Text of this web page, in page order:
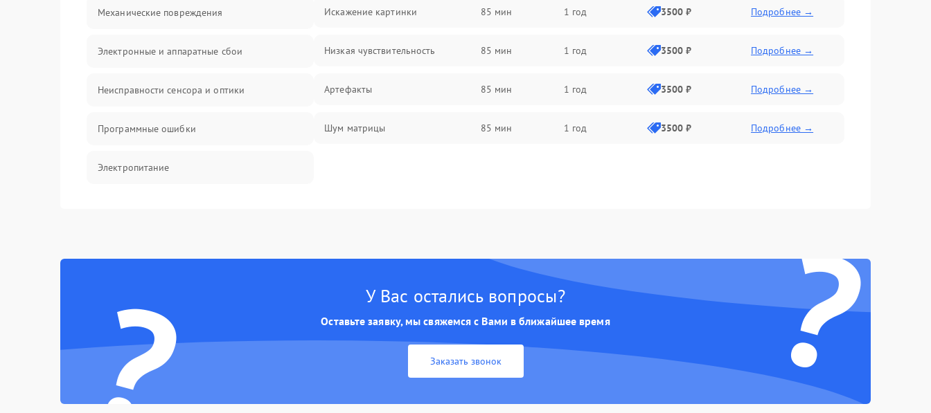
Механические повреждения
Электронные и аппаратные сбои
Неисправности сенсора и оптики
Программные ошибки
Электропитание
Температурные проблемы
Сбои коммуникаций и интерфейсов
Программные сбои
Искажение картинки 85 мин 1 год 3500 ₽ Подробнее →
Низкая чувствительность 85 мин 1 год 3500 ₽ Подробнее →
Артефакты 85 мин 1 год 3500 ₽ Подробнее →
Шум матрицы 85 мин 1 год 3500 ₽ Подробнее →
? ?
У Вас остались вопросы?
Оставьте заявку, мы свяжемся с Вами в ближайшее время
Заказать звонок